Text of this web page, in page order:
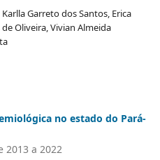
Garreto dos Santos, Erica
Oliveira, Vivian Almeida
no estado do Pará-
2013 a 2022